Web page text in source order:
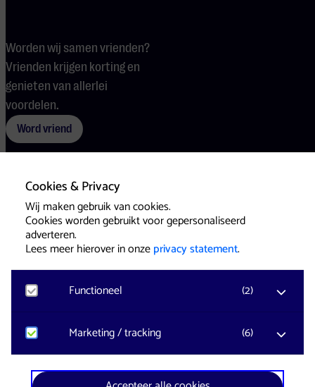
Cookies & Privacy
Wij maken gebruik van cookies.
Cookies worden gebruikt voor gepersonaliseerd
adverteren.
Lees meer hierover in onzeprivacy statement.
Functioneel (2)
Noodzakelijk
Voor het functioneren van de website en het
onthouden van voorkeuren worden functionele
cookies geplaatst. Hierbij worden geen
Marketing / tracking (6)
YouTube
Worden wij samen vrienden?
Vrienden krijgen korting en
genieten van allerlei
voordelen.
Word vriend
Voorwaarden CookiesPers
Website & Identity byEagerly